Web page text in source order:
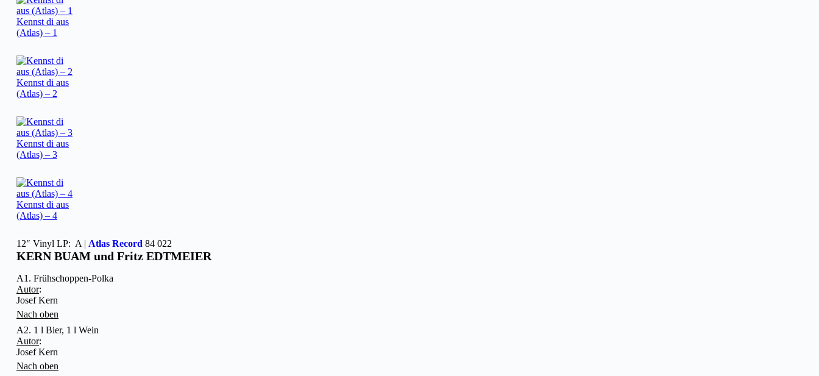
Kennst di aus
(Atlas) – 1
Kennst di aus
(Atlas) – 2
Kennst di aus
(Atlas) – 3
Kennst di aus
(Atlas) – 4
12″ Vinyl LP: A | Atlas Record 84 022
KERN BUAM und Fritz EDTMEIER
A1. Frühschoppen-Polka
Autor:
Josef Kern
Nach oben
A2. 1 l Bier, 1 l Wein
Autor:
Josef Kern
Nach oben